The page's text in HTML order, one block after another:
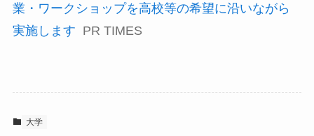
業・ワークショップを高校等の希望に沿いながら
実施します PR TIMES
大学